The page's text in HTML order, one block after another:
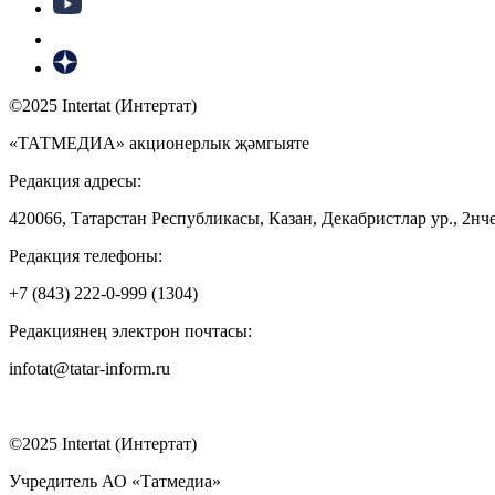
©2025 Intertat (Интертат)
«ТАТМЕДИА» акционерлык җәмгыяте
Редакция адресы:
420066, Татарстан Республикасы, Казан, Декабристлар ур.,
Редакция телефоны:
+7 (843) 222-0-999 (1304)
Редакциянең электрон почтасы:
infotat@tatar-inform.ru
©2025 Intertat (Интертат)
Учредитель АО «Татмедиа»